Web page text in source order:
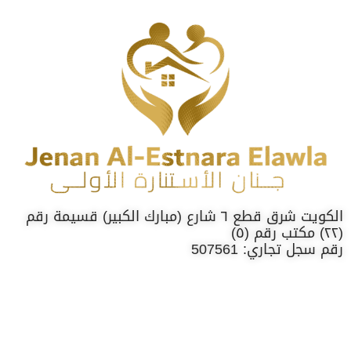
الكويت شرق قطع ٦ شارع (مبارك الكبير) قسيمة رقم
(٢٢) مكتب رقم (٥)
رقم سجل تجاري: 507561